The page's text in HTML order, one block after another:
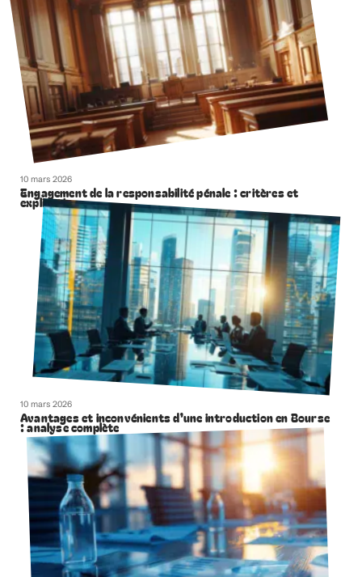
10 mars 2026
Engagement de la responsabilité pénale : critères et
explications
10 mars 2026
Avantages et inconvénients d’une introduction en Bourse
: analyse complète